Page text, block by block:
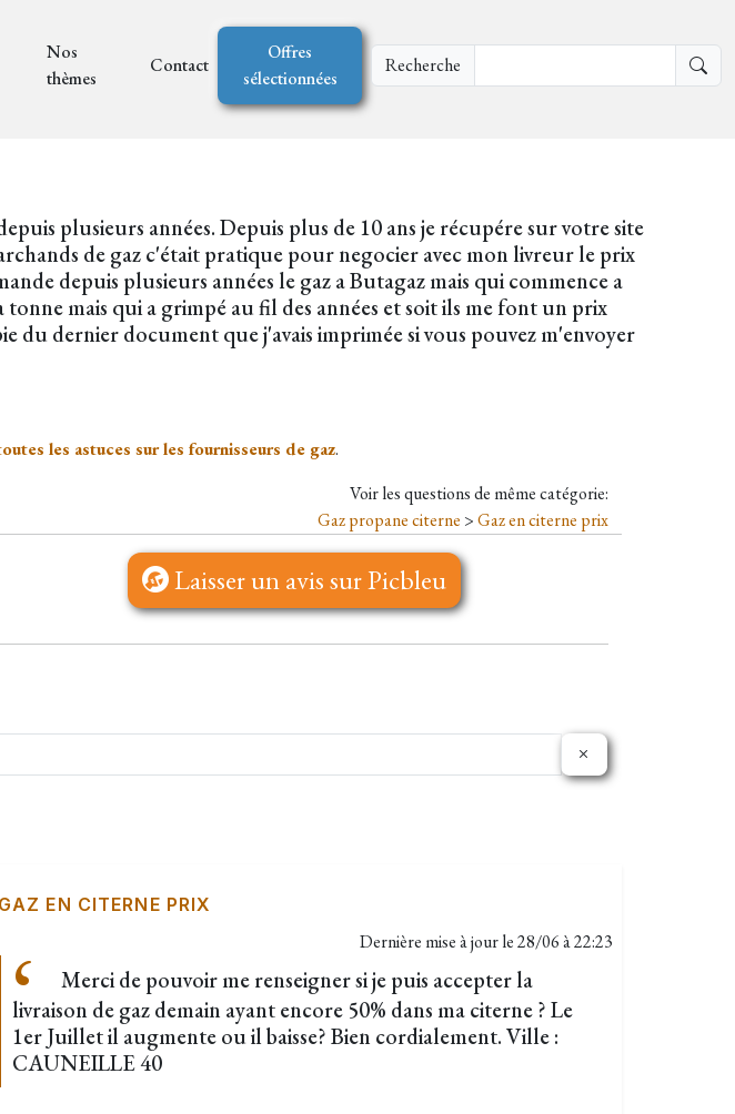
Nos
thèmes
Contact
Offres
sélectionnées
Recherche
plusieurs années. Depuis plus de 10 ans je récupére sur votre site
de gaz c'était pratique pour negocier avec mon livreur le prix
depuis plusieurs années le gaz a Butagaz mais qui commence a
mais qui a grimpé au fil des années et soit ils me font un prix
du dernier document que j'avais imprimée si vous pouvez m'envoyer
les astuces sur les fournisseurs de gaz.
Voir les questions de même catégorie:
Gaz propane citerne >Gaz en citerne prix
Laisser un avis sur Picbleu
GAZ EN CITERNE PRIX
Dernière mise à jour le28/06 à 22:23
Merci de pouvoir me renseigner si je puis accepter la
livraison de gaz demain ayant encore 50% dans ma citerne ? Le
1er Juillet il augmente ou il baisse? Bien cordialement. Ville :
CAUNEILLE 40